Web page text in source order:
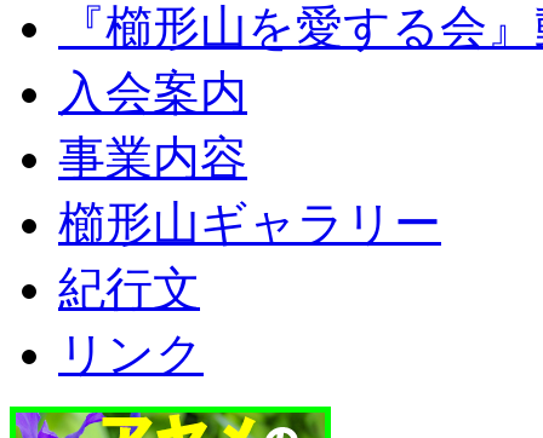
『櫛形山を愛する会
入会案内
事業内容
櫛形山ギャラリー
紀行文
リンク